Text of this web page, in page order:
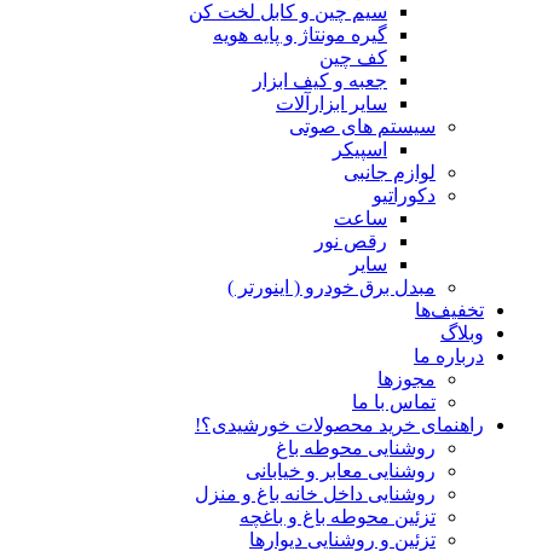
سیم چین و کابل لخت کن
گیره مونتاژ و پایه هویه
کف چین
جعبه و کیف ابزار
سایر ابزارآلات
سیستم های صوتی
اسپیکر
لوازم جانبی
دکوراتیو
ساعت
رقص نور
سایر
مبدل برق خودرو ( اینورتر )
تخفیف‌ها
وبلاگ
درباره ما
مجوزها
تماس با ما
راهنمای خرید محصولات خورشیدی؟!
روشنایی محوطه باغ
روشنایی معابر و خیابانی
روشنایی داخل خانه باغ و منزل
تزئین محوطه باغ و باغچه
تزئین و روشنایی دیوارها